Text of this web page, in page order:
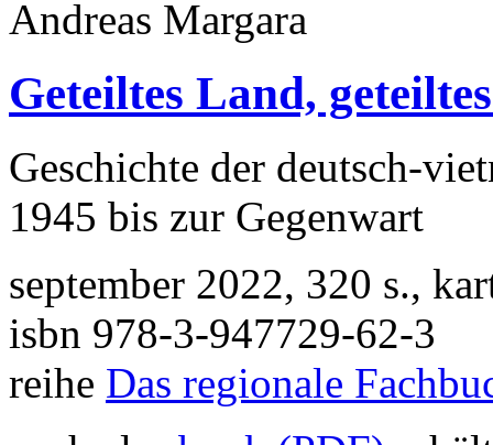
Andreas Margara
Geteiltes Land,
Geschichte der deutsch-
1945 bis zur Gegenwart
september 2022, 320 s.,
isbn 978-3-947729-62-3
reihe Das regionale